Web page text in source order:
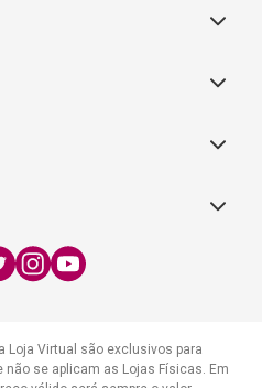
Loja Virtual são exclusivos para
se aplicam as Lojas Físicas. Em